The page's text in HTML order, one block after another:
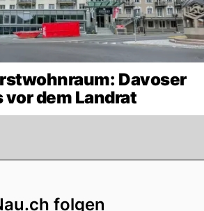
Davoser
vor dem Landrat
folgen